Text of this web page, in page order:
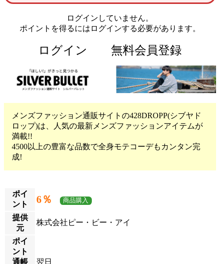
ログインしていません。
ポイントを得るにはログインする必要があります。
ログイン 無料会員登録
メンズファッション通販サイトの428DROPP(シブヤド
ロップ)は、人気の最新メンズファッションアイテムが
満載!!
4500以上の豊富な品数で全身モテコーデもカンタン完
成!
ポイ
ント
6％ 商品購入
提供
元
株式会社ピー・ビー・アイ
ポイ
ント
通帳
翌日